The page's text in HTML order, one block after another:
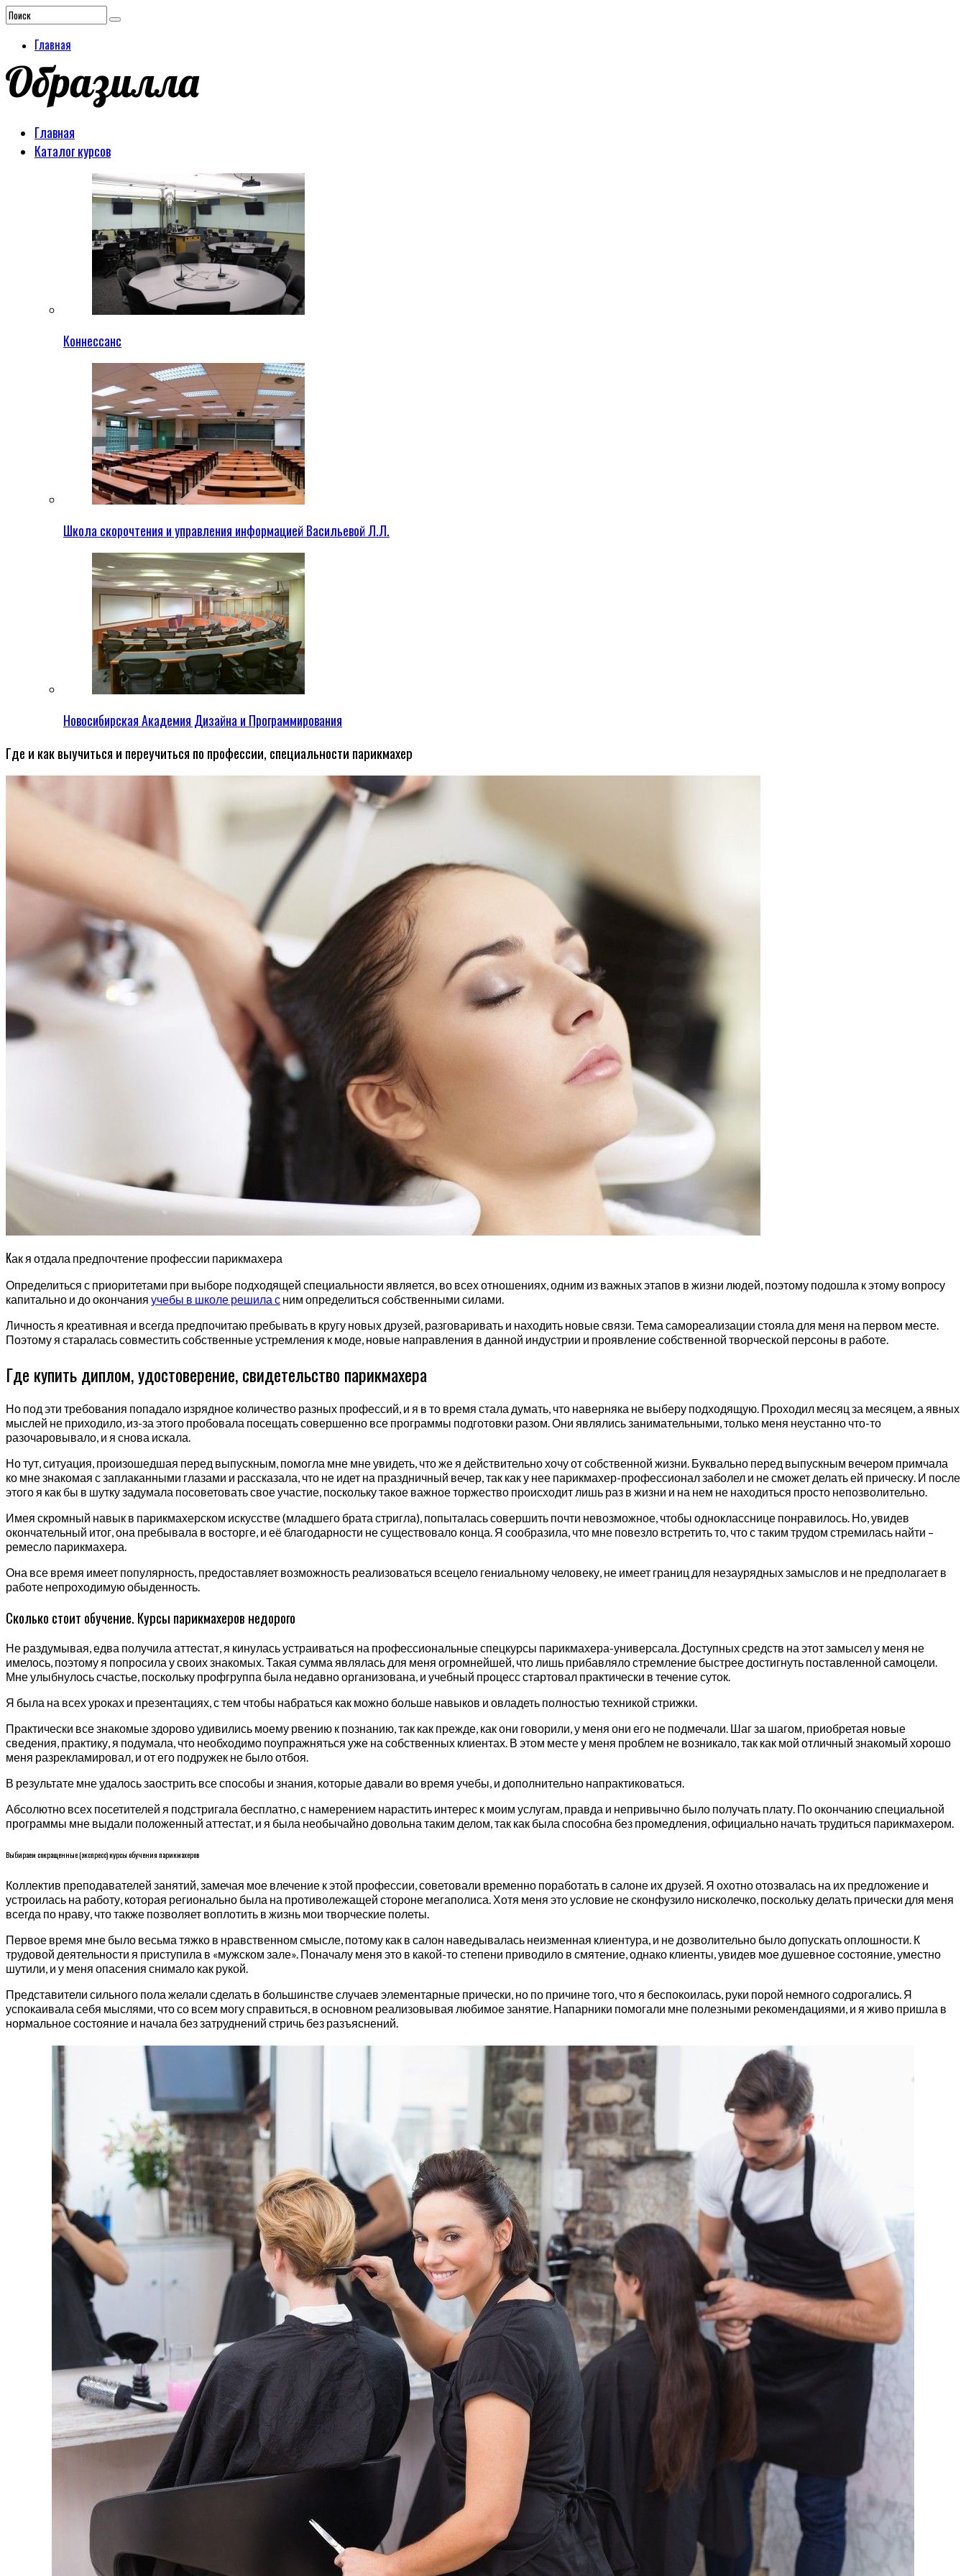
Главная
Главная
Каталог курсов
Коннессанс
Школа скорочтения и управления информацией Васильевой Л.Л.
Новосибирская Академия Дизайна и Программирования
Где и как выучиться и переучиться по профессии, специальности парикмахер
Как я отдала предпочтение профессии парикмахера
Определиться с приоритетами при выборе подходящей специальности является, во всех отношениях, одним из важных этапов в жизни людей, поэтому подошла к этому вопросу
капитально и до окончания учебы в школе решила с ним определиться собственными силами.
Личность я креативная и всегда предпочитаю пребывать в кругу новых друзей, разговаривать и находить новые связи. Тема самореализации стояла для меня на первом месте.
Поэтому я старалась совместить собственные устремления к моде, новые направления в данной индустрии и проявление собственной творческой персоны в работе.
Где купить диплом, удостоверение, свидетельство парикмахера
Но под эти требования попадало изрядное количество разных профессий, и я в то время стала думать, что наверняка не выберу подходящую. Проходил месяц за месяцем, а явных
мыслей не приходило, из-за этого пробовала посещать совершенно все программы подготовки разом. Они являлись занимательными, только меня неустанно что-то
разочаровывало, и я снова искала.
Но тут, ситуация, произошедшая перед выпускным, помогла мне мне увидеть, что же я действительно хочу от собственной жизни. Буквально перед выпускным вечером примчала
ко мне знакомая с заплаканными глазами и рассказала, что не идет на праздничный вечер, так как у нее парикмахер-профессионал заболел и не сможет делать ей прическу. И после
этого я как бы в шутку задумала посоветовать свое участие, поскольку такое важное торжество происходит лишь раз в жизни и на нем не находиться просто непозволительно.
Имея скромный навык в парикмахерском искусстве (младшего брата стригла), попыталась совершить почти невозможное, чтобы однокласснице понравилось. Но, увидев
окончательный итог, она пребывала в восторге, и её благодарности не существовало конца. Я сообразила, что мне повезло встретить то, что с таким трудом стремилась найти –
ремесло парикмахера.
Она все время имеет популярность, предоставляет возможность реализоваться всецело гениальному человеку, не имеет границ для незаурядных замыслов и не предполагает в
работе непроходимую обыденность.
Сколько стоит обучение. Курсы парикмахеров недорого
Не раздумывая, едва получила аттестат, я кинулась устраиваться на профессиональные спецкурсы парикмахера-универсала. Доступных средств на этот замысел у меня не
имелось, поэтому я попросила у своих знакомых. Такая сумма являлась для меня огромнейшей, что лишь прибавляло стремление быстрее достигнуть поставленной самоцели.
Мне улыбнулось счастье, поскольку профгруппа была недавно организована, и учебный процесс стартовал практически в течение суток.
Я была на всех уроках и презентациях, с тем чтобы набраться как можно больше навыков и овладеть полностью техникой стрижки.
Практически все знакомые здорово удивились моему рвению к познанию, так как прежде, как они говорили, у меня они его не подмечали. Шаг за шагом, приобретая новые
сведения, практику, я подумала, что необходимо поупражняться уже на собственных клиентах. В этом месте у меня проблем не возникало, так как мой отличный знакомый хорошо
меня разрекламировал, и от его подружек не было отбоя.
В результате мне удалось заострить все способы и знания, которые давали во время учебы, и дополнительно напрактиковаться.
Абсолютно всех посетителей я подстригала бесплатно, с намерением нарастить интерес к моим услугам, правда и непривычно было получать плату. По окончанию специальной
программы мне выдали положенный аттестат, и я была необычайно довольна таким делом, так как была способна без промедления, официально начать трудиться парикмахером.
Выбираем сокращенные (экспресс) курсы обучения парикмахеров
Коллектив преподавателей занятий, замечая мое влечение к этой профессии, советовали временно поработать в салоне их друзей. Я охотно отозвалась на их предложение и
устроилась на работу, которая регионально была на противолежащей стороне мегаполиса. Хотя меня это условие не сконфузило нисколечко, поскольку делать прически для меня
всегда по нраву, что также позволяет воплотить в жизнь мои творческие полеты.
Первое время мне было весьма тяжко в нравственном смысле, потому как в салон наведывалась неизменная клиентура, и не дозволительно было допускать оплошности. К
трудовой деятельности я приступила в «мужском зале». Поначалу меня это в какой-то степени приводило в смятение, однако клиенты, увидев мое душевное состояние, уместно
шутили, и у меня опасения снимало как рукой.
Представители сильного пола желали сделать в большинстве случаев элементарные прически, но по причине того, что я беспокоилась, руки порой немного содрогались. Я
успокаивала себя мыслями, что со всем могу справиться, в основном реализовывая любимое занятие. Напарники помогали мне полезными рекомендациями, и я живо пришла в
нормальное состояние и начала без затруднений стричь без разъяснений.